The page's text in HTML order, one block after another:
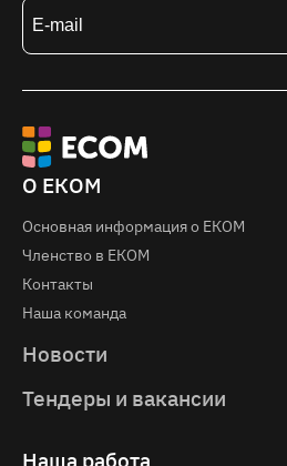
О ЕКОМ
Основная информация о EКOM
Членство в ЕКОМ
Контакты
Наша команда
Новости
Тендеры и вакансии
Наша работа